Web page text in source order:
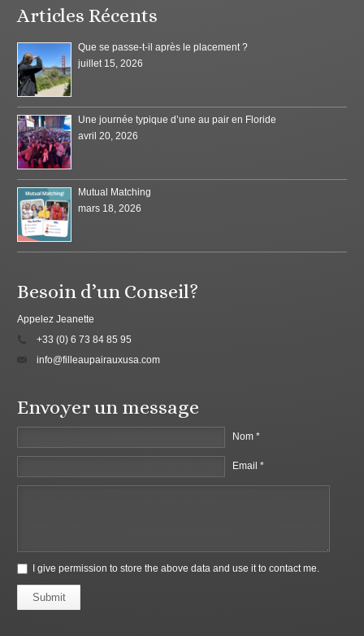
Articles Récents
Que se passe-t-il après le placement ?
juillet 15, 2026
Une journée typique d’une au pair en Floride
avril 20, 2026
Mutual Matching
mars 18, 2026
Besoin d’un Conseil?
Appelez Jeanette
+33 (0) 6 73 84 85 95
info@filleaupairauxusa.com
Envoyer un message
Nom *
Email *
I give permission to store the above data and use it to contact me.
Submit